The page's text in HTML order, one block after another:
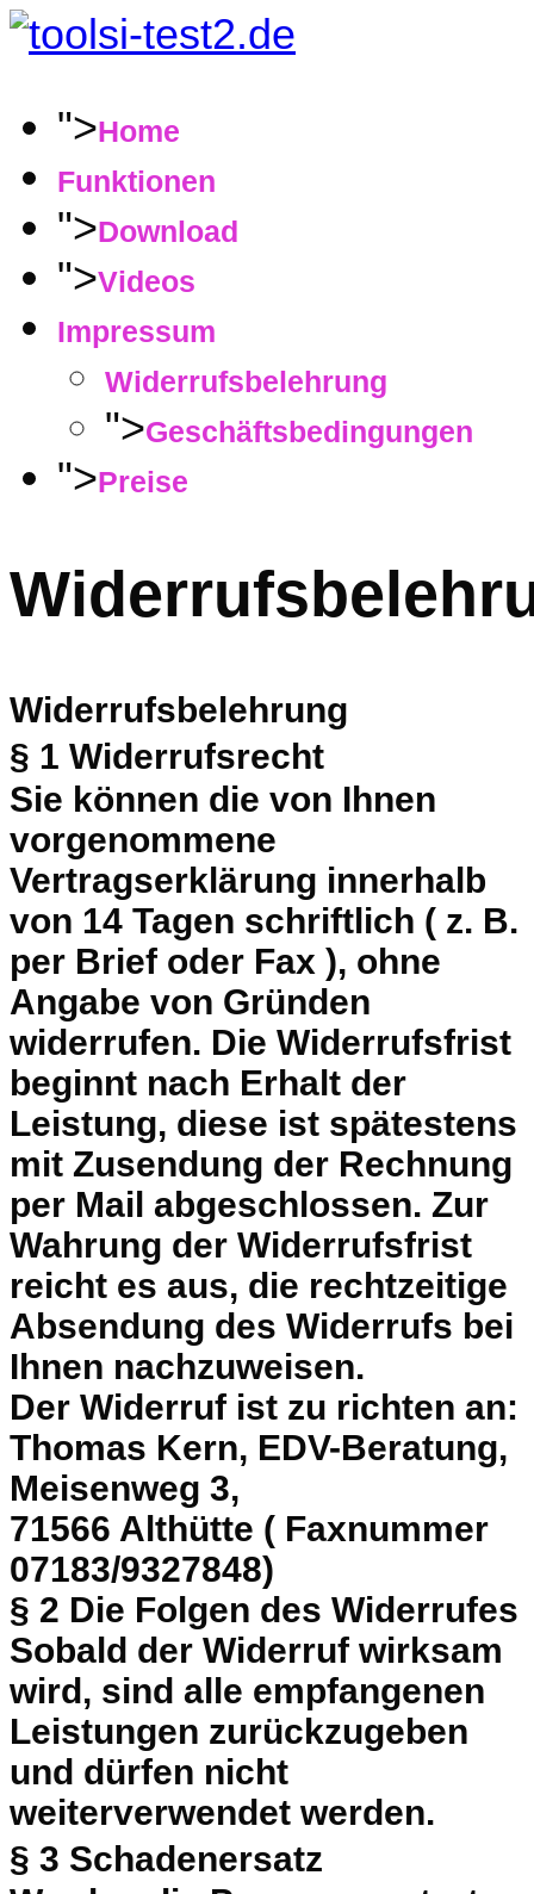
">Home
Funktionen
">Download
">Videos
Impressum
Widerrufsbelehrung
">Geschäftsbedingungen
">Preise
Widerrufsbelehrung
§ 1 Widerrufsrecht
Sie können die von Ihnen
vorgenommene
Vertragserklärung innerhalb
von 14 Tagen schriftlich ( z. B.
per Brief oder Fax ), ohne
Angabe von Gründen
widerrufen. Die Widerrufsfrist
beginnt nach Erhalt der
Leistung, diese ist spätestens
mit Zusendung der Rechnung
per Mail abgeschlossen. Zur
Wahrung der Widerrufsfrist
reicht es aus, die rechtzeitige
Absendung des Widerrufs bei
Ihnen nachzuweisen.
Der Widerruf ist zu richten an:
Thomas Kern, EDV-Beratung,
Meisenweg 3,
71566 Althütte ( Faxnummer
07183/9327848)
§ 2 Die Folgen des Widerrufes
Sobald der Widerruf wirksam
wird, sind alle empfangenen
Leistungen zurückzugeben
und dürfen nicht
weiterverwendet werden.
§ 3 Schadenersatz